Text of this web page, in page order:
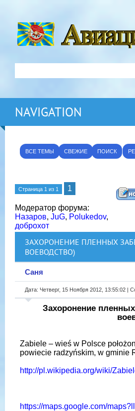
NAVIGATION
ВСЕ ТЕМЫ СВЕЖИЕ ПОИСК
Страница 1 из 1 1
Модератор форума:
Назаров, JuG, Polukedov,
доброхот
ЗАХОРОНЕНИЕ ПЛЕННЫХ
ВОЕВОДСТВО)
Саня
Дата: Четверг, 15 Ноября 2012, 13:55:02 |
Захоронение
Zabiele – wieś w Polsce
powiecie radzyńskim, w gminie
http://pl.wikipedia.org/wiki/
https://maps.google.com/